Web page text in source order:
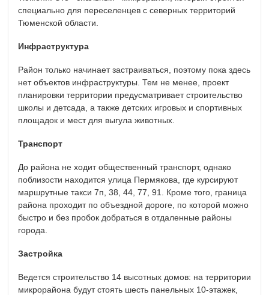
специально для переселенцев с северных территорий
Тюменской области.
Инфраструктура
Район только начинает застраиваться, поэтому пока здесь
нет объектов инфраструктуры. Тем не менее, проект
планировки территории предусматривает строительство
школы и детсада, а также детских игровых и спортивных
площадок и мест для выгула животных.
Транспорт
До района не ходит общественный транспорт, однако
поблизости находится улица Пермякова, где курсируют
маршрутные такси 7п, 38, 44, 77, 91. Кроме того, граница
района проходит по объездной дороге, по которой можно
быстро и без пробок добраться в отдаленные районы
города.
Застройка
Ведется строительство 14 высотных домов: на территории
микрорайона будут стоять шесть панельных 10-этажек,